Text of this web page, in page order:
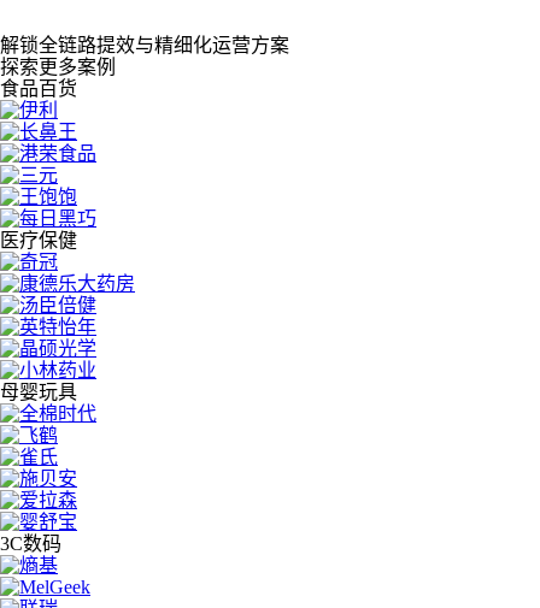
解锁全链路提效与精细化运营方案
探索更多案例
食品百货
医疗保健
母婴玩具
3C数码